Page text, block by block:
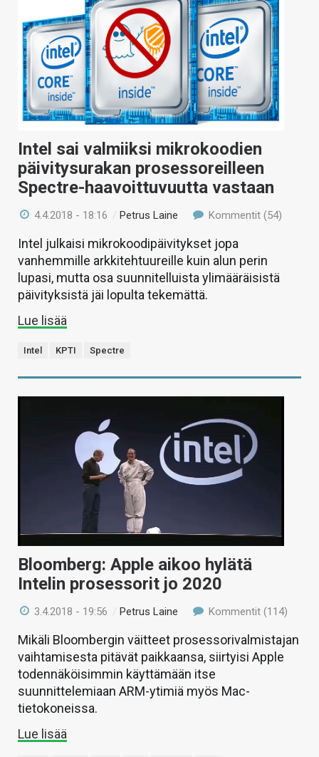
Intel sai valmiiksi mikrokoodien
päivitysurakan prosessoreilleen
Spectre-haavoittuvuutta vastaan
4.4.2018 - 18:16 /Petrus Laine Kommentit (54)
Intel julkaisi mikrokoodipäivitykset jopa
vanhemmille arkkitehtuureille kuin alun perin
lupasi, mutta osa suunnitelluista ylimääräisistä
päivityksistä jäi lopulta tekemättä.
Lue lisää
Intel KPTI Spectre
Bloomberg: Apple aikoo hylätä
Intelin prosessorit jo 2020
3.4.2018 - 19:56 /Petrus Laine Kommentit (114)
Mikäli Bloombergin väitteet prosessorivalmistajan
vaihtamisesta pitävät paikkaansa, siirtyisi Apple
todennäköisimmin käyttämään itse
suunnittelemiaan ARM-ytimiä myös Mac-
tietokoneissa.
Lue lisää